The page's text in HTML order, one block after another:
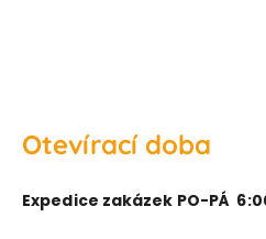
Otevírací doba
Expedice zakázek PO-PÁ